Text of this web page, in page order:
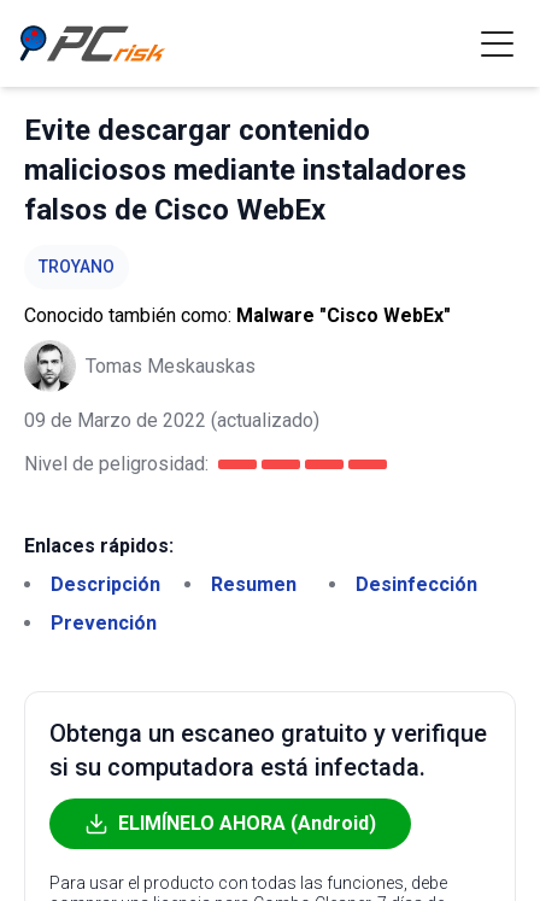
Evite descargar contenido
maliciosos mediante instaladores
falsos de Cisco WebEx
TROYANO
Conocido también como: Malware "Cisco WebEx"
Tomas Meskauskas
09 de Marzo de 2022 (actualizado)
Nivel de peligrosidad:
Enlaces rápidos:
Descripción
Resumen
Desinfección
Prevención
Obtenga un escaneo gratuito y verifique
si su computadora está infectada.
ELIMÍNELO AHORA (Android)
Para usar el producto con todas las funciones, debe